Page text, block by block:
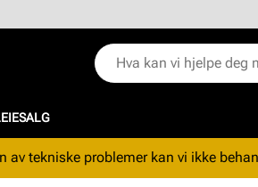
SALG
av tekniske problemer kan vi ikke